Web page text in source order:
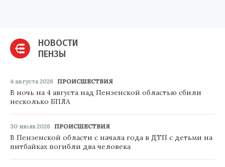
НОВОСТИ
ПЕНЗЫ
4 августа 2026 ПРОИСШЕСТВИЯ
В ночь на 4 августа над Пензенской областью сбили
несколько БПЛА
30 июля 2026 ПРОИСШЕСТВИЯ
В Пензенской области с начала года в ДТП с детьми на
питбайках погибли два человека